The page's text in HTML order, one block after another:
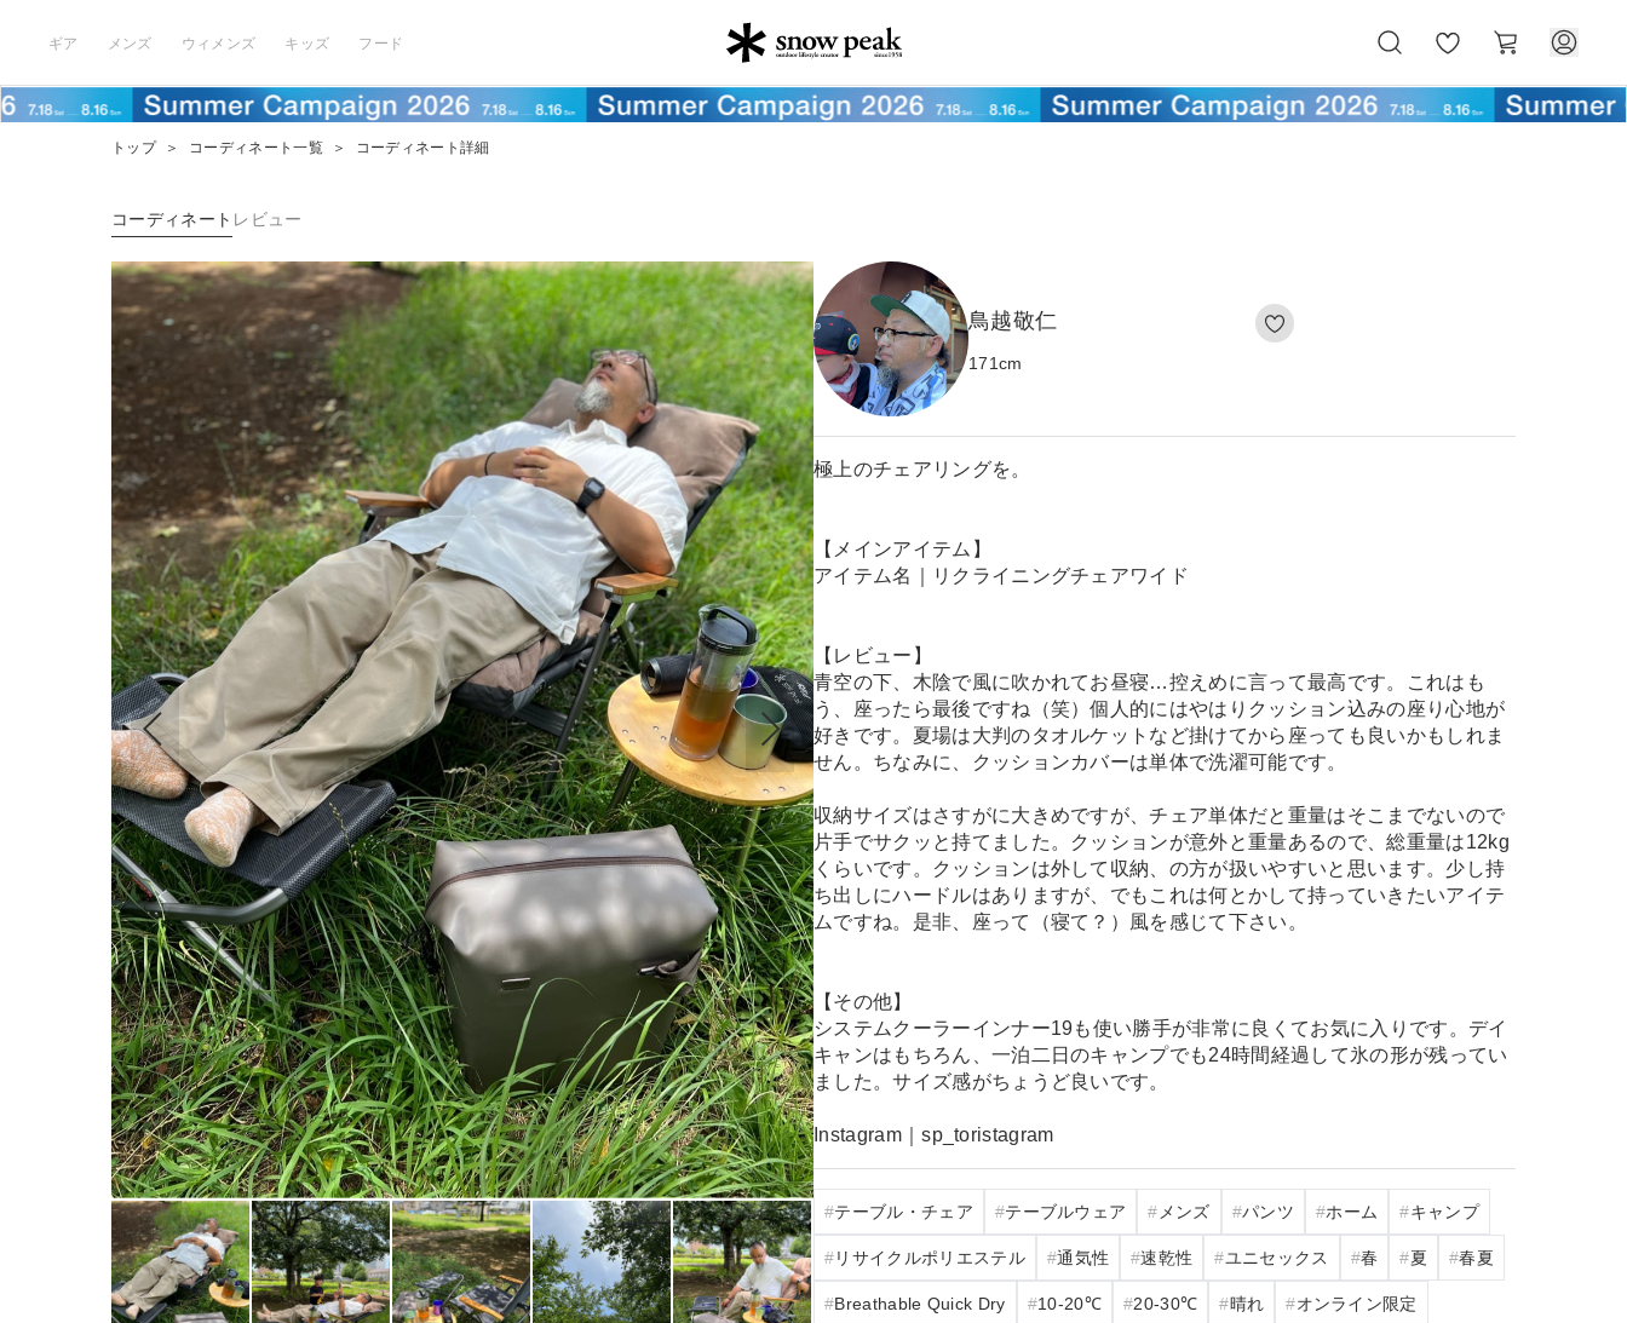
ギア メンズ ウィメンズ キッズ フード
気
に
ー
ト
トップ ＞ コーディネート一覧 ＞ コーディネート詳細
コーディネート レビュー
鳥越敬仁
171cm
極上のチェアリングを。
【メインアイテム】
アイテム名｜リクライニングチェアワイド
【レビュー】
青空の下、木陰で風に吹かれてお昼寝…控えめに言って最高です。これはも
う、座ったら最後ですね（笑）個人的にはやはりクッション込みの座り心地が
好きです。夏場は大判のタオルケットなど掛けてから座っても良いかもしれま
せん。ちなみに、クッションカバーは単体で洗濯可能です。
収納サイズはさすがに大きめですが、チェア単体だと重量はそこまでないので
片手でサクッと持てました。クッションが意外と重量あるので、総重量は12kg
くらいです。クッションは外して収納、の方が扱いやすいと思います。少し持
ち出しにハードルはありますが、でもこれは何とかして持っていきたいアイテ
ムですね。是非、座って（寝て？）風を感じて下さい。
【その他】
システムクーラーインナー19も使い勝手が非常に良くてお気に入りです。デイ
キャンはもちろん、一泊二日のキャンプでも24時間経過して氷の形が残ってい
ました。サイズ感がちょうど良いです。
Instagram｜sp_toristagram
テーブル・チェア テーブルウェア メンズ パンツ ホーム キャンプ
リサイクルポリエステル 通気性 速乾性 ユニセックス 春 夏 春夏
Breathable Quick Dry 10‐20℃ 20‐30℃ 晴れ オンライン限定